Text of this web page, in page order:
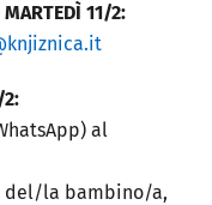
MARTEDÌ 11/2:
2:
al
del/la bambino/a,